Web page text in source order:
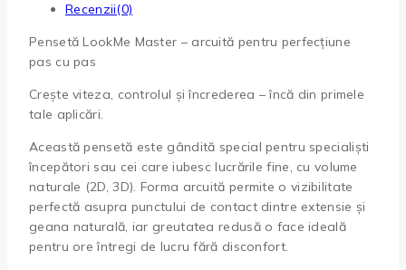
Recenzii(0)
Pensetă LookMe Master – arcuită pentru perfecțiune
pas cu pas
Crește viteza, controlul și încrederea – încă din primele
tale aplicări.
Această pensetă este gândită special pentru specialiști
începători sau cei care iubesc lucrările fine, cu volume
naturale (2D, 3D). Forma arcuită permite o vizibilitate
perfectă asupra punctului de contact dintre extensie și
geana naturală, iar greutatea redusă o face ideală
pentru ore întregi de lucru fără disconfort.